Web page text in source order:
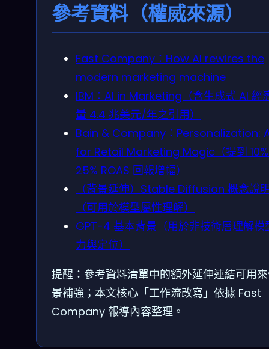
參考資料（權威來源）
Fast Company：How AI rewires the
modern marketing machine
IBM：AI in Marketing（含生成式 AI 經
量 4.4 兆美元/年之引用）
Bain & Company：Personalization:
for Retail Marketing Magic（提到
25% ROAS 回報增幅）
（背景延伸）Stable Diffusion 概念說
（可用於模型屬性理解）
GPT-4 基本背景（用於非技術層理解模
力與定位）
提醒：參考資料清單中的額外延伸連結可用
景補強；本文核心「工作流改寫」依據 Fast
Company 報導內容整理。